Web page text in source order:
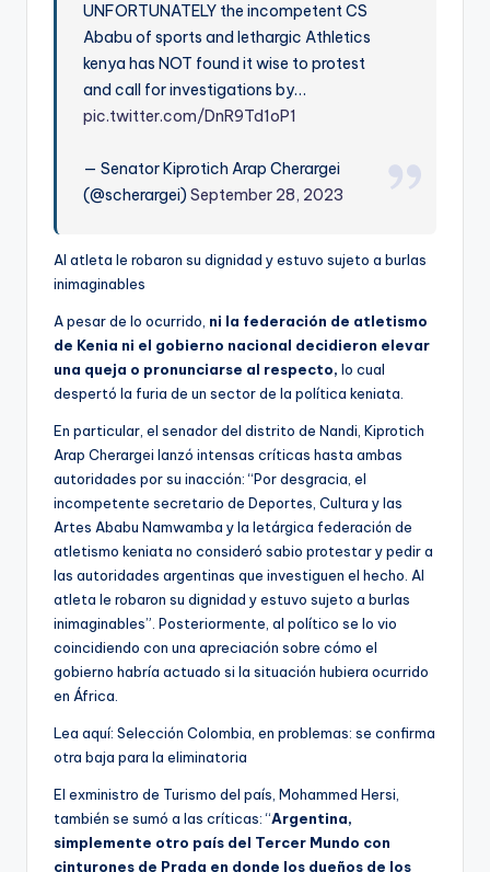
UNFORTUNATELY the incompetent CS
Ababu of sports and lethargic Athletics
kenya has NOT found it wise to protest
and call for investigations by…
pic.twitter.com/DnR9Td1oP1
— Senator Kiprotich Arap Cherargei
(@scherargei)September 28, 2023
Al atleta le robaron su dignidad y estuvo sujeto a burlas
inimaginables
A pesar de lo ocurrido, ni la federación de atletismo
de Kenia ni el gobierno nacional decidieron elevar
una queja o pronunciarse al respecto, lo cual
despertó la furia de un sector de la política keniata.
En particular, el senador del distrito de Nandi, Kiprotich
Arap Cherargei lanzó intensas críticas hasta ambas
autoridades por su inacción: “Por desgracia, el
incompetente secretario de Deportes, Cultura y las
Artes Ababu Namwamba y la letárgica federación de
atletismo keniata no consideró sabio protestar y pedir a
las autoridades argentinas que investiguen el hecho. Al
atleta le robaron su dignidad y estuvo sujeto a burlas
inimaginables”. Posteriormente, al político se lo vio
coincidiendo con una apreciación sobre cómo el
gobierno habría actuado si la situación hubiera ocurrido
en África.
Lea aquí: Selección Colombia, en problemas: se confirma
otra baja para la eliminatoria
El exministro de Turismo del país, Mohammed Hersi,
también se sumó a las críticas: “Argentina,
simplemente otro país del Tercer Mundo con
cinturones de Prada en donde los dueños de los